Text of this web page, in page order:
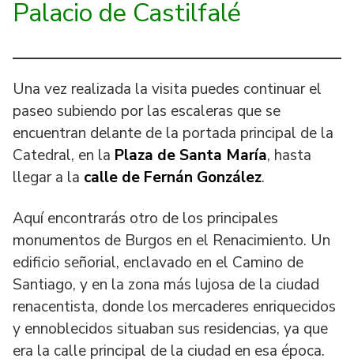
Palacio de Castilfalé
Una vez realizada la visita puedes continuar el
paseo subiendo por las escaleras que se
encuentran delante de la portada principal de la
Catedral, en la Plaza de Santa María, hasta
llegar a la calle de Fernán González.
Aquí encontrarás otro de los principales
monumentos de Burgos en el Renacimiento. Un
edificio señorial, enclavado en el Camino de
Santiago, y en la zona más lujosa de la ciudad
renacentista, donde los mercaderes enriquecidos
y ennoblecidos situaban sus residencias, ya que
era la calle principal de la ciudad en esa época.